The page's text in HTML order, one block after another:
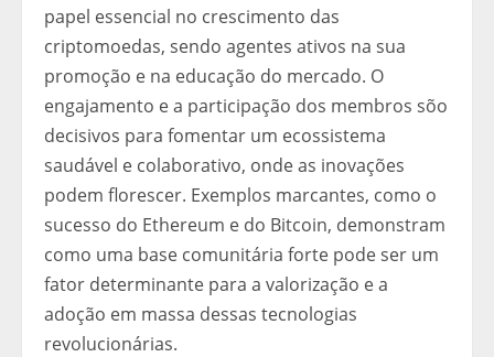
papel essencial no crescimento das
criptomoedas, sendo agentes ativos na sua
promoção e na educação do mercado. O
engajamento e a participação dos membros sõo
decisivos para fomentar um ecossistema
saudável e colaborativo, onde as inovações
podem florescer. Exemplos marcantes, como o
sucesso do Ethereum e do Bitcoin, demonstram
como uma base comunitária forte pode ser um
fator determinante para a valorização e a
adoção em massa dessas tecnologias
revolucionárias.